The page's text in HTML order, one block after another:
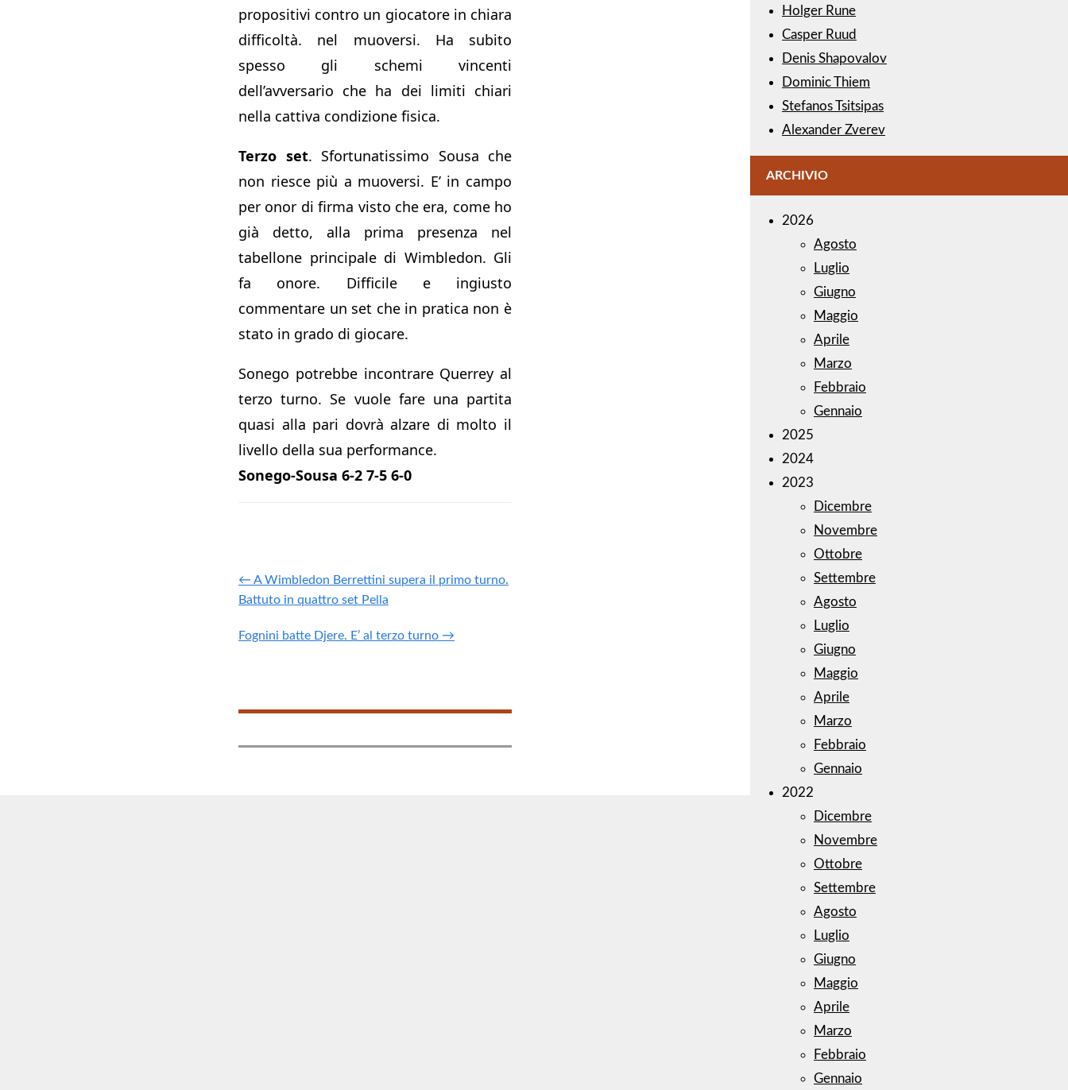
propositivi contro un giocatore in chiara
difficoltà. nel muoversi. Ha subito
spesso gli schemi vincenti
dell’avversario che ha dei limiti chiari
nella cattiva condizione fisica.
Terzo set. Sfortunatissimo Sousa che
non riesce più a muoversi. E’ in campo
per onor di firma visto che era, come ho
già detto, alla prima presenza nel
tabellone principale di Wimbledon. Gli
fa onore. Difficile e ingiusto
commentare un set che in pratica non è
stato in grado di giocare.
Sonego potrebbe incontrare Querrey al
terzo turno. Se vuole fare una partita
quasi alla pari dovrà alzare di molto il
livello della sua performance.
Sonego-Sousa 6-2 7-5 6-0
← A Wimbledon Berrettini supera il primo turno.
Battuto in quattro set Pella
Fognini batte Djere. E’ al terzo turno →
Holger Rune
Casper Ruud
Denis Shapovalov
Dominic Thiem
Stefanos Tsitsipas
Alexander Zverev
ARCHIVIO
2026
Agosto
Luglio
Giugno
Maggio
Aprile
Marzo
Febbraio
Gennaio
2025
2024
2023
Dicembre
Novembre
Ottobre
Settembre
Agosto
Luglio
Giugno
Maggio
Aprile
Marzo
Febbraio
Gennaio
2022
Dicembre
Novembre
Ottobre
Settembre
Agosto
Luglio
Giugno
Maggio
Aprile
Marzo
Febbraio
Gennaio